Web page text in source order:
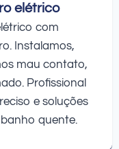
elétrico
com
Instalamos,
mau contato,
Profissional
e soluções
quente.